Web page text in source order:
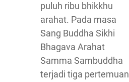
puluh ribu bhikkhu
arahat. Pada masa
Sang Buddha Sikhi
Bhagava Arahat
Samma Sambuddha
terjadi tiga pertemuan